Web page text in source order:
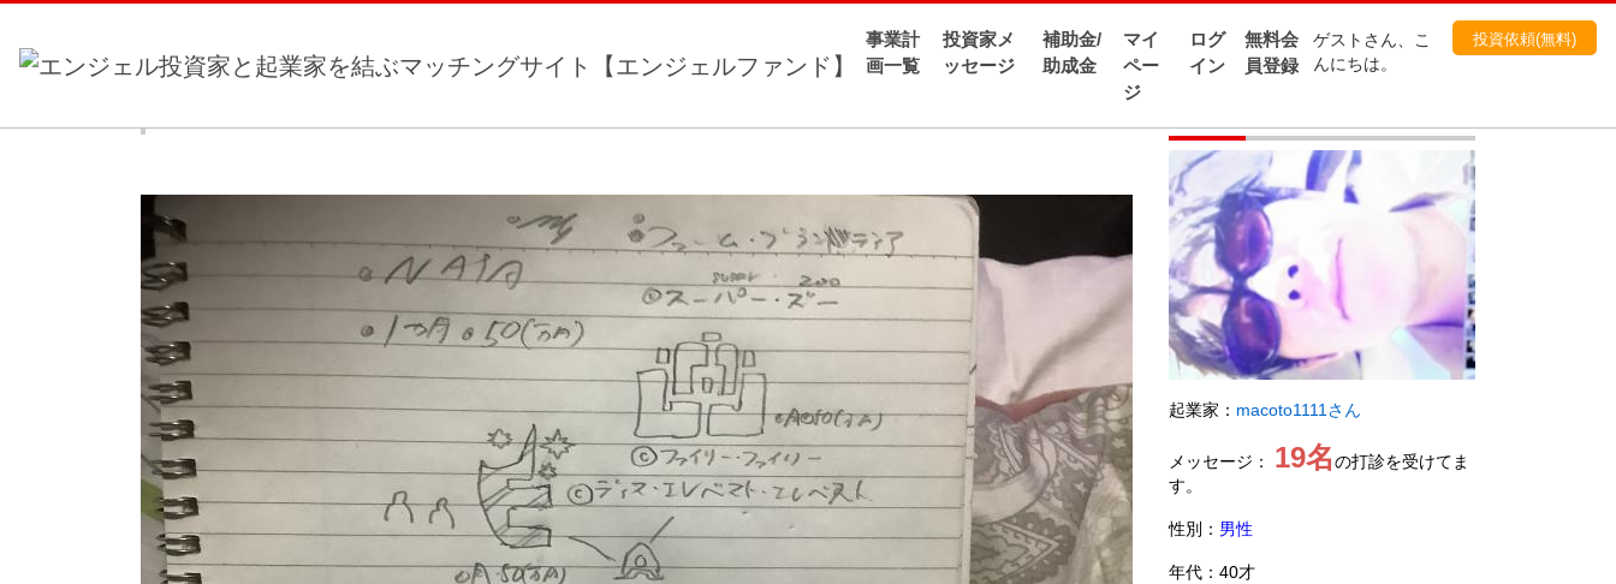
事業計
画一覧
投資家メ
ッセージ
補助金/
助成金
マイ
ペー
ジ
ログ
イン
無料会
員登録
ゲストさん、こ
んにちは。
投資依頼(無料)
ホーム>事業計画一覧> 酪農＆農家の超高級ブランド化
起業家： macoto1111さん
メッセージ： 19名 の打診を受けてま
す。
性別： 男性
年代：40才